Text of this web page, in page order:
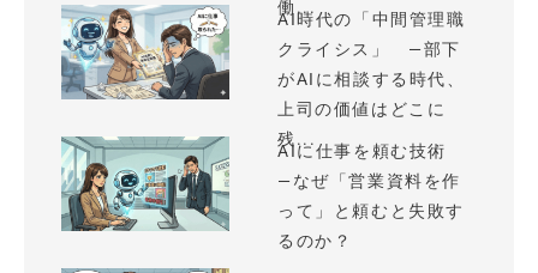
働...
AI時代の「中間管理職
クライシス」 —部下
がAIに相談する時代、
上司の価値はどこに
残...
AIに仕事を頼む技術
—なぜ「営業資料を作
って」と頼むと失敗す
るのか？